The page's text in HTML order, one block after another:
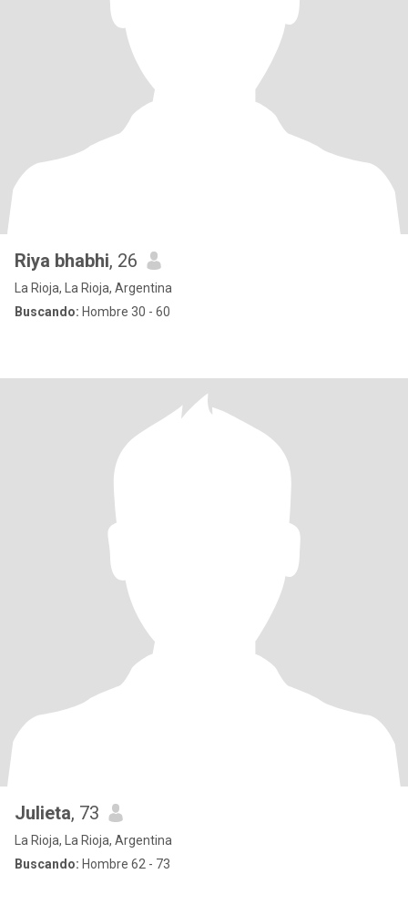
Riya bhabhi, 26
La Rioja, La Rioja, Argentina
Buscando: Hombre 30 - 60
Julieta, 73
La Rioja, La Rioja, Argentina
Buscando: Hombre 62 - 73